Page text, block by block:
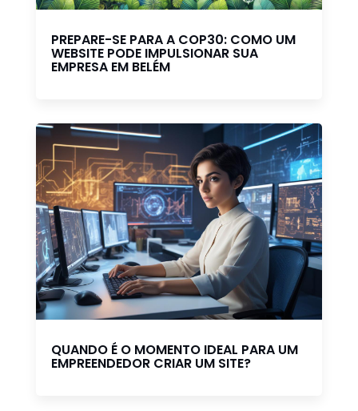
PREPARE-SE PARA A COP30: COMO UM
WEBSITE PODE IMPULSIONAR SUA
EMPRESA EM BELÉM
QUANDO É O MOMENTO IDEAL PARA UM
EMPREENDEDOR CRIAR UM SITE?